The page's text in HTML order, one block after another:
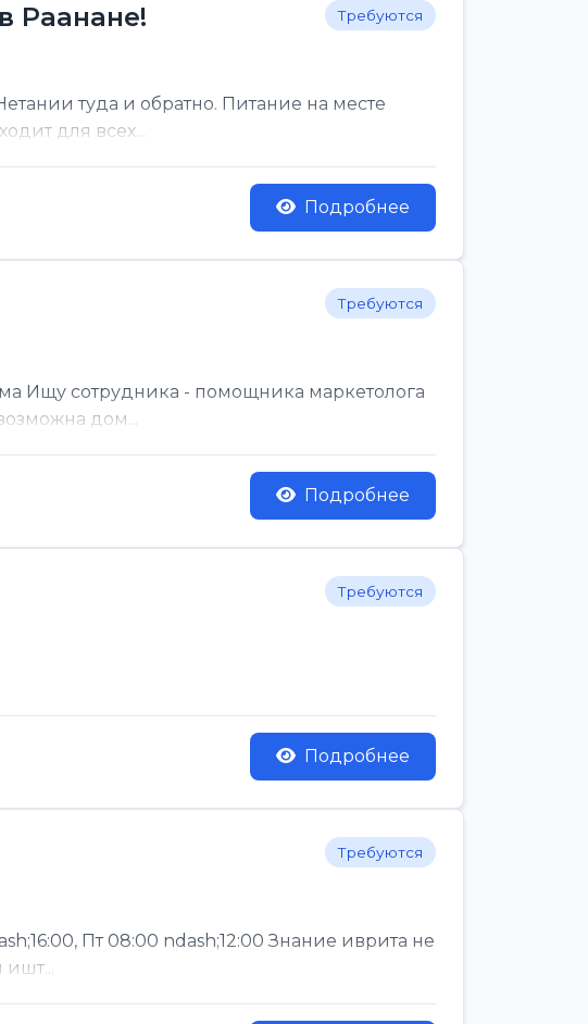
Раанане! Требуются
туда и обратно. Питание на месте
для всех...
Подробнее
Требуются
Ищу сотрудника - помощника маркетолога
дом...
Подробнее
Требуются
Подробнее
Требуются
Пт 08:00 ndash;12:00 Знание иврита не
ишт...